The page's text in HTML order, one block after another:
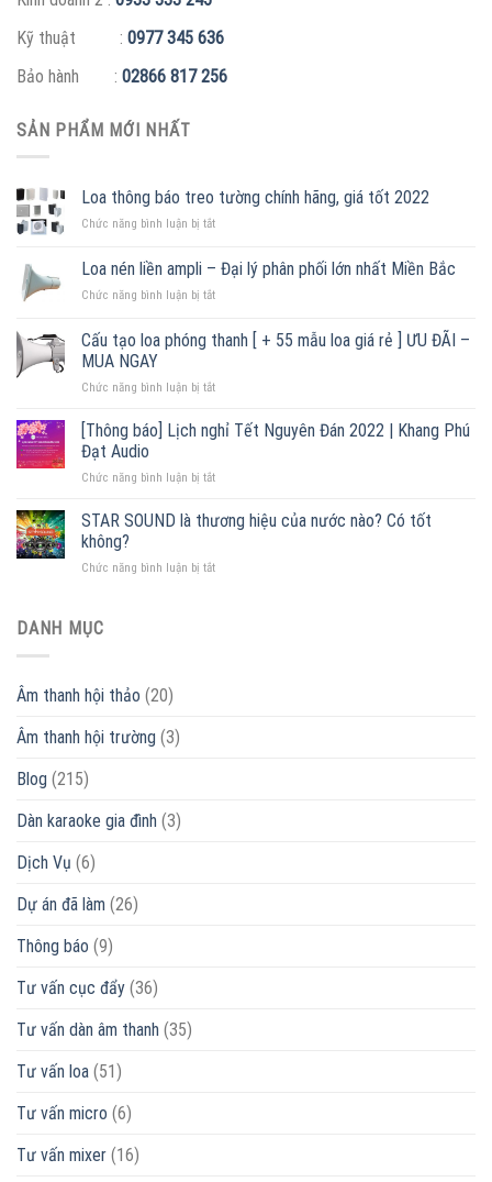
Kỹ thuật : 0977 345 636
Bảo hành : 02866 817 256
SẢN PHẨM MỚI NHẤT
Loa thông báo treo tường chính hãng, giá tốt 2022
Chức năng bình luận bị tắtở
thông
báo
treo
chính
tốt
Loa nén liền ampli – Đại lý phân phối lớn nhất Miền Bắc
Chức năng bình luận bị tắtở
nén
liền
–
lý
phân
lớn
Miền
Cấu tạo loa phóng thanh [ + 55 mẫu loa giá rẻ ] ƯU ĐÃI –
MUA NGAY
Chức năng bình luận bị tắtở
tạo
loa
thanh
+
loa
[Thông báo] Lịch nghỉ Tết Nguyên Đán 2022 | Khang Phú
Đạt Audio
Chức năng bình luận bị tắtở
báo]
Tết
STAR SOUND là thương hiệu của nước nào? Có tốt
không?
Chức năng bình luận bị tắtở
DANH MỤC
Âm thanh hội thảo (20)
Âm thanh hội trường (3)
Blog (215)
Dàn karaoke gia đình (3)
Dịch Vụ (6)
Dự án đã làm (26)
Thông báo (9)
Tư vấn cục đẩy (36)
Tư vấn dàn âm thanh (35)
Tư vấn loa (51)
Tư vấn micro (6)
Tư vấn mixer (16)